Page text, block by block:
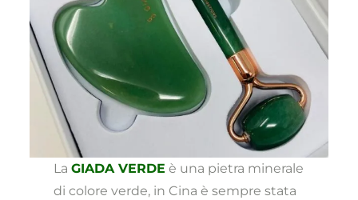
LaGIADA VERDE è una pietra minerale
di colore verde, in Cina è sempre stata